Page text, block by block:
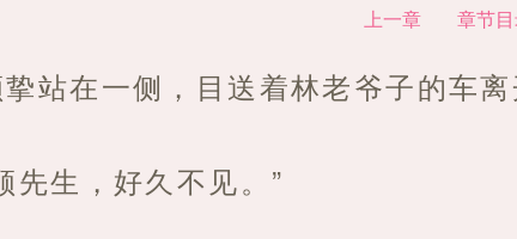
上一章 章节
站在一侧，目送着林老爷子的车离
先生，好久不见。”